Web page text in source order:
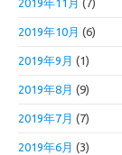
2019年11月 (7)
2019年10月 (6)
2019年9月 (1)
2019年8月 (9)
2019年7月 (7)
2019年6月 (3)